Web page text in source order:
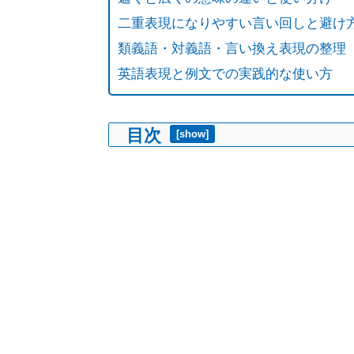
二重表現になりやすい言い回しと避け
類義語・対義語・言い換え表現の整理
英語表現と例文での実践的な使い方
目次 [show]